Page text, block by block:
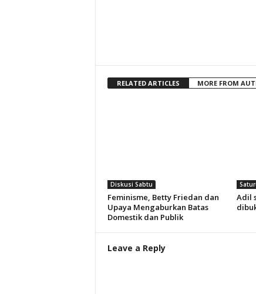
RELATED ARTICLES MORE FROM
Diskusi Sabtu
Feminisme, Betty Friedan dan
Upaya Mengaburkan Batas
Domestik dan Publik
Adil
Leave a Reply